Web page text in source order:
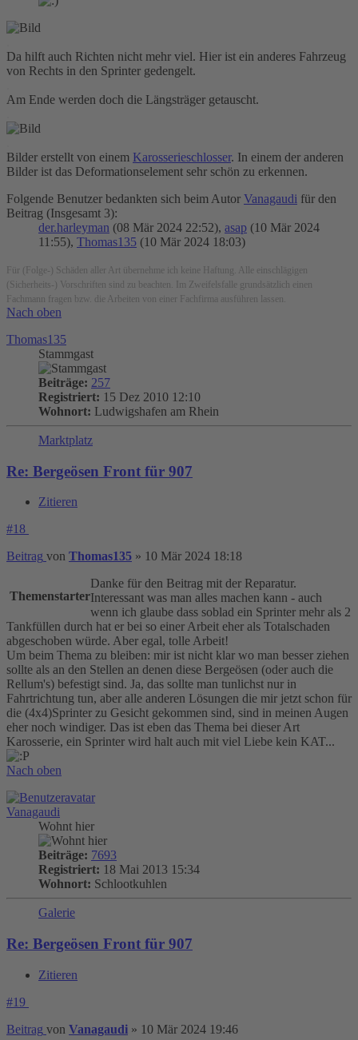
Da hilft auch Richten nicht mehr viel. Hier ist ein anderes Fahrzeug
von Rechts in den Sprinter gedengelt.
Am Ende werden doch die Längsträger getauscht.
Bilder erstellt von einem Karosserieschlosser. In einem der anderen
Bilder ist das Deformationselement sehr schön zu erkennen.
Folgende Benutzer bedankten sich beim Autor Vanagaudi für den
Beitrag (Insgesamt 3):
der.harleyman (08 Mär 2024 22:52), asap (10 Mär 2024
11:55), Thomas135 (10 Mär 2024 18:03)
Für (Folge-) Schäden aller Art übernehme ich keine Haftung. Alle einschlägigen
(Sicherheits-) Vorschriften sind zu beachten. Im Zweifelsfalle grundsätzlich einen
Fachmann fragen bzw. die Arbeiten von einer Fachfirma ausführen lassen.
Nach oben
Thomas135
Stammgast
Beiträge: 257
Registriert: 15 Dez 2010 12:10
Wohnort: Ludwigshafen am Rhein
Marktplatz
Re: Bergeösen Front für 907
Zitieren
#18
Beitrag von Thomas135 » 10 Mär 2024 18:18
Themenstarter
Danke für den Beitrag mit der Reparatur.
Interessant was man alles machen kann - auch
wenn ich glaube dass soblad ein Sprinter mehr als 2
Tankfüllen durch hat er bei so einer Arbeit eher als Totalschaden
abgeschoben würde. Aber egal, tolle Arbeit!
Um beim Thema zu bleiben: mir ist nicht klar wo man besser ziehen
sollte als an den Stellen an denen diese Bergeösen (oder auch die
Rellum's) befestigt sind. Ja, das sollte man tunlichst nur in
Fahrtrichtung tun, aber alle anderen Lösungen die mir jetzt schon für
die (4x4)Sprinter zu Gesicht gekommen sind, sind in meinen Augen
eher noch windiger. Das ist eben das Thema bei dieser Art
Karosserie, ein Sprinter wird halt auch mit viel Liebe kein KAT...
Nach oben
Vanagaudi
Wohnt hier
Beiträge: 7693
Registriert: 18 Mai 2013 15:34
Wohnort: Schlootkuhlen
Galerie
Re: Bergeösen Front für 907
Zitieren
#19
Beitrag von Vanagaudi » 10 Mär 2024 19:46